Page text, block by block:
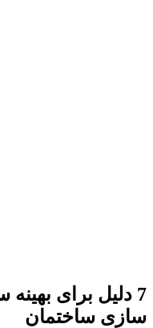
7 دلیل برای
سازی ساختمان